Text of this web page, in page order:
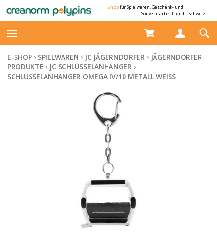
Shopfür Spielwaren, Geschenk- und
Souvenirartikel für die Schweiz
E-SHOP › SPIELWAREN › JC JÄGERNDORFER › JÄGERNDORFER
PRODUKTE › JC SCHLÜSSELANHÄNGER ›
SCHLÜSSELANHÄNGER OMEGA IV/10 METALL WEISS